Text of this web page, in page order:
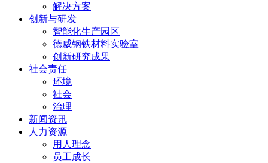
解决方案
创新与研发
智能化生产园区
德威钢铁材料实验室
创新研究成果
社会责任
环境
社会
治理
新闻资讯
人力资源
用人理念
员工成长